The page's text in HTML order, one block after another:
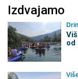
Izdvajamo
od